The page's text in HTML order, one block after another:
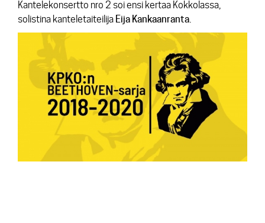
Kantelekonsertto nro 2 soi ensi kertaa Kokkolassa,
solistina kanteletaiteilija Eija Kankaanranta.